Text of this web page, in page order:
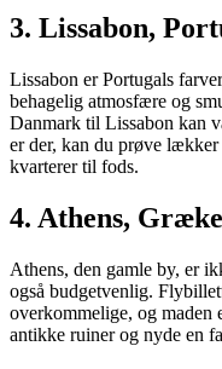
3. Lissabon,
Lissabon er Portugals
behagelig atmosfære og
Danmark til Lissabon kan
er der, kan du prøve
kvarterer til fods.
4. Athens,
Athens, den gamle by, er
også budgetvenlig.
overkommelige, og
antikke ruiner og nyde en